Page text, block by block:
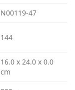
N00119-47
144
16.0 x 24.0 x 0.0
cm